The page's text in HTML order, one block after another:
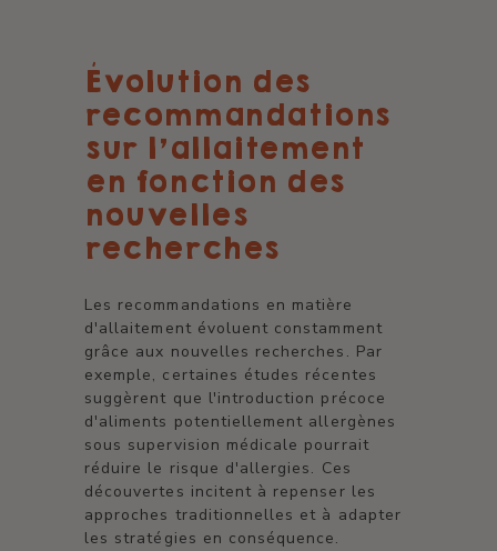
Évolution des
recommandations
sur l'allaitement
en fonction des
nouvelles
recherches
Les recommandations en matière
d'allaitement évoluent constamment
grâce aux nouvelles recherches. Par
exemple, certaines études récentes
suggèrent que l'introduction précoce
d'aliments potentiellement allergènes
sous supervision médicale pourrait
réduire le risque d'allergies. Ces
découvertes incitent à repenser les
approches traditionnelles et à adapter
les stratégies en conséquence.